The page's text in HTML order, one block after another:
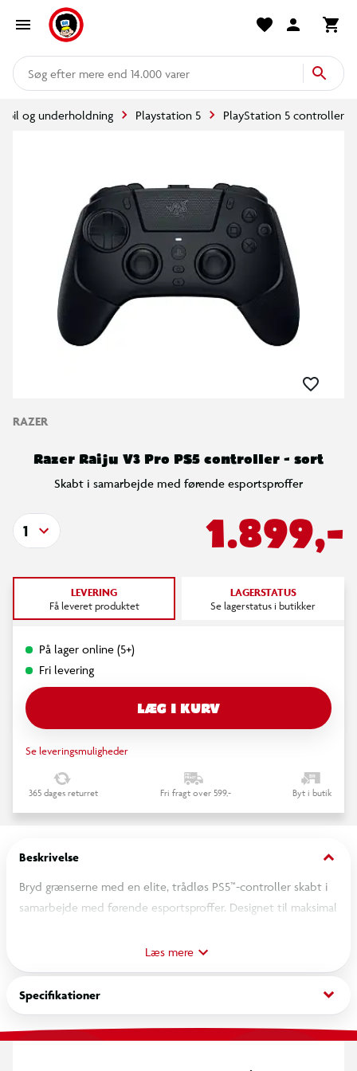
mere end 14.000 varer
Spil og underholdning Playstation 5 PlayStation 5 controller
RAZER
Razer Raiju V3 Pro PS5 controller - sort
Skabt i samarbejde med førende esportsproffer
1.899,-
1
LEVERING
Få leveret produktet
LAGERSTATUS
Se lagerstatus i butikker
På lager online (5+)
Fri levering
LÆG I KURV
Se leveringsmuligheder
365 dages returret Fri fragt over 599,- Byt i butik
Beskrivelse keyboard_arrow_down
Bryd grænserne med en elite, trådløs PS5™-controller skabt i
samarbejde med førende esportsproffer. Designet til maksimal
spille på højeste niveau. Et officielt PlayStation™-licenseret
produkt, der også er kompatibelt med PC.
4 aftagelige museklik-bagknapper & 2 claw-grip bumpers
Læs mere
Specifikationer keyboard_arrow_down